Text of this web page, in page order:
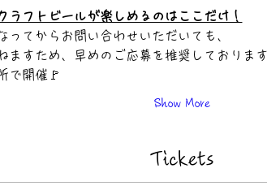
ラフトビールが楽しめるのはここだけ！
てからお問い合わせいただいても、
ますため、早めのご応募を推奨しており
で開催🚩
Show More
Tickets